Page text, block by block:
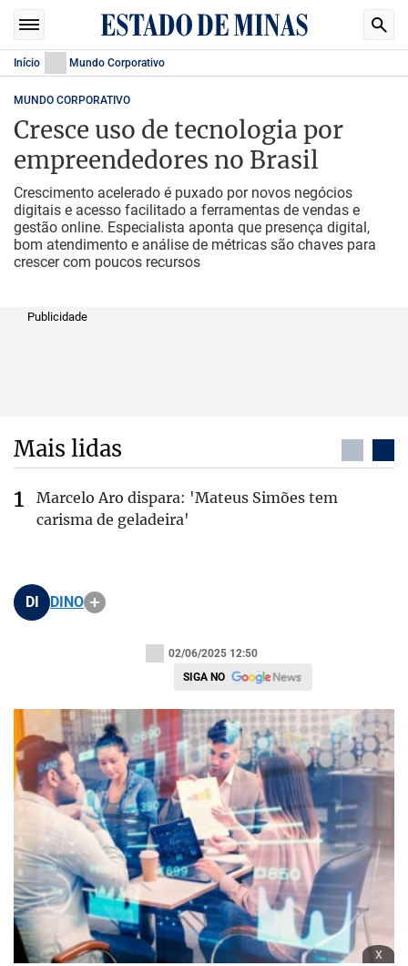
Início Mundo Corporativo
MUNDO CORPORATIVO
Cresce uso de tecnologia por
empreendedores no Brasil
Crescimento acelerado é puxado por novos negócios
digitais e acesso facilitado a ferramentas de vendas e
gestão online. Especialista aponta que presença digital,
bom atendimento e análise de métricas são chaves para
crescer com poucos recursos
Publicidade
Mais lidas
Marcelo Aro dispara: 'Mateus Simões tem
carisma de geladeira'
DI DINO
02/06/2025 12:50
SIGA NO
x